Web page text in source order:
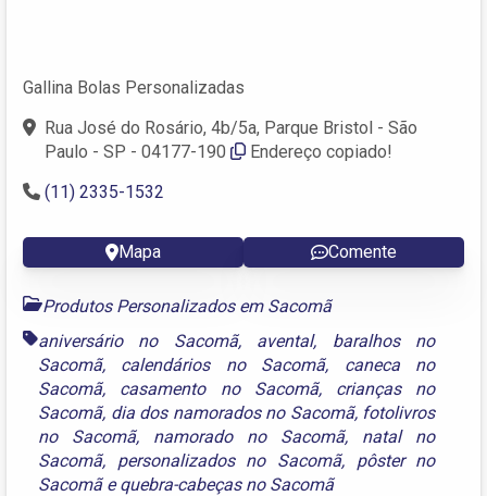
Gallina Bolas Personalizadas
Rua José do Rosário, 4b/5a, Parque Bristol - São
Paulo - SP - 04177-190
Endereço copiado!
(11) 2335-1532
Mapa Comente
Produtos Personalizados em Sacomã
aniversário no Sacomã, avental, baralhos no
Sacomã, calendários no Sacomã, caneca no
Sacomã, casamento no Sacomã, crianças no
Sacomã, dia dos namorados no Sacomã, fotolivros
no Sacomã, namorado no Sacomã, natal no
Sacomã, personalizados no Sacomã, pôster no
Sacomãequebra-cabeças no Sacomã